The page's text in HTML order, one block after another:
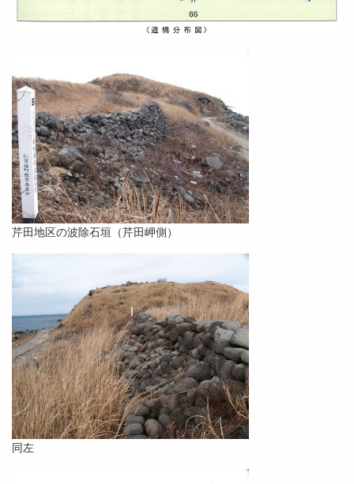
芹田地区の波除石垣（芹田岬側）
同左